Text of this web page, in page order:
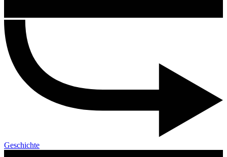
Geschichte